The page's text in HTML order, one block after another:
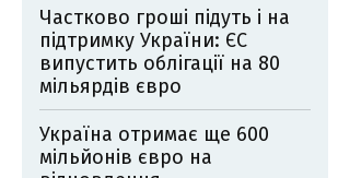
Частково гроші підуть і на
підтримку України: ЄС
випустить облігації на 80
мільярдів євро
Україна отримає ще 600
мільйонів євро на